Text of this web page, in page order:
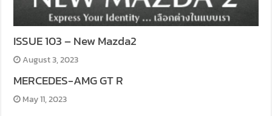
ISSUE 103 – New Mazda2
August 3, 2023
MERCEDES-AMG GT R
May 11, 2023